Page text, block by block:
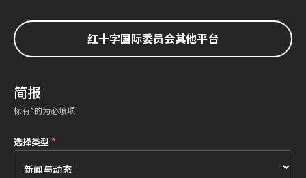
红十字国际委员会其他平台
简报
标有*的为必填项
选择类型*